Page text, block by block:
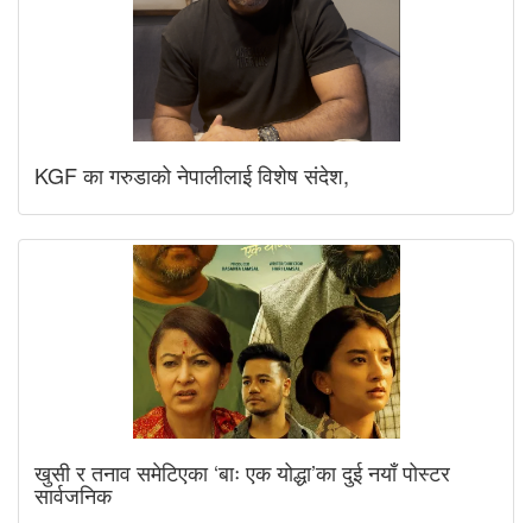
KGF का गरुडाको नेपालीलाई विशेष संदेश,
खुसी र तनाव समेटिएका ‘बाः एक योद्धा’का दुई नयाँ पोस्टर
सार्वजनिक